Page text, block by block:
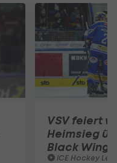
VSV feiert
Heimsieg
Black Wings
ICE Hockey